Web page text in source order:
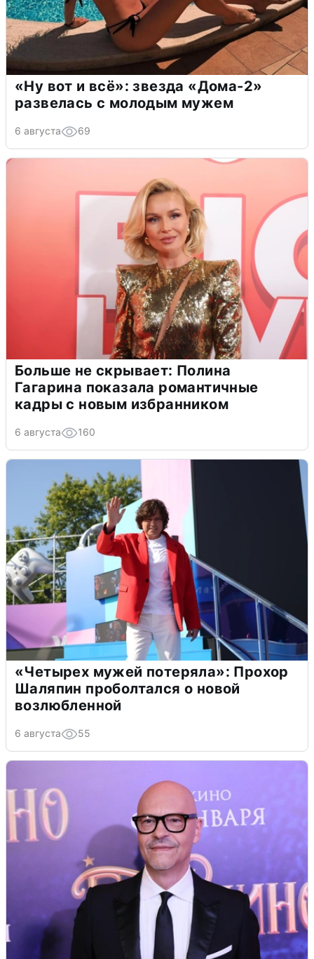
«Ну вот и всё»: звезда «Дома-2»
развелась с молодым мужем
6 августа 69
Больше не скрывает: Полина
Гагарина показала романтичные
кадры с новым избранником
6 августа 160
«Четырех мужей потеряла»: Прохор
Шаляпин проболтался о новой
возлюбленной
6 августа 55